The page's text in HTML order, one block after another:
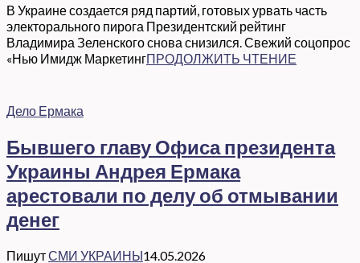
В Украине создается ряд партий, готовых урвать часть
электорального пирога Президентский рейтинг
Владимира Зеленского снова снизился. Свежий соцопрос
«Нью Имидж МаркетингПРОДОЛЖИТЬ ЧТЕНИЕ
Дело Ермака
Бывшего главу Офиса президента
Украины Андрея Ермака
арестовали по делу об отмывании
денег
ПишутСМИ УКРАИНЫ14.05.2026